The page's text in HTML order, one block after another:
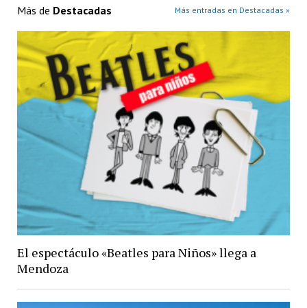
Más de Destacadas Más entradas en Destacadas »
El espectáculo «Beatles para Niños» llega a
Mendoza